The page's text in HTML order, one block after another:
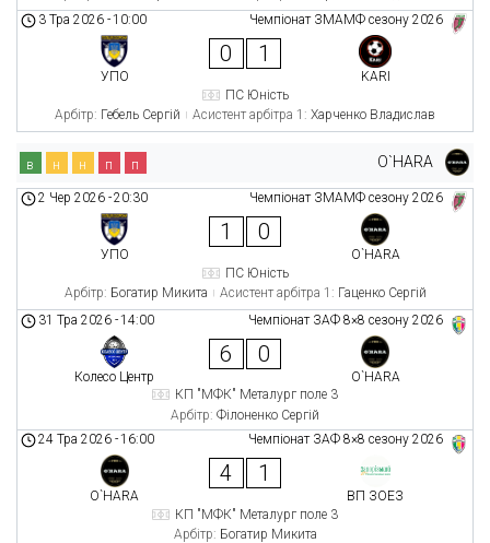
Чемпіонат ЗМАМФ сезону 2026
3 Тра 2026 -10:00
УПО
0 1
KARI
ПС Юність
Арбітр: Гебель Сергій Асистент арбітра 1: Харченко Владислав
O`HARA
в н н п п
Чемпіонат ЗМАМФ сезону 2026
2 Чер 2026 -20:30
УПО
1 0
O`HARA
ПС Юність
Арбітр: Богатир Микита Асистент арбітра 1: Гаценко Сергій
Чемпіонат ЗАФ 8×8 сезону 2026
31 Тра 2026 -14:00
Колесо Центр
6 0
O`HARA
КП "МФК" Металург поле 3
Арбітр: Філоненко Сергій
Чемпіонат ЗАФ 8×8 сезону 2026
24 Тра 2026 -16:00
O`HARA
4 1
ВП ЗОЕЗ
КП "МФК" Металург поле 3
Арбітр: Богатир Микита